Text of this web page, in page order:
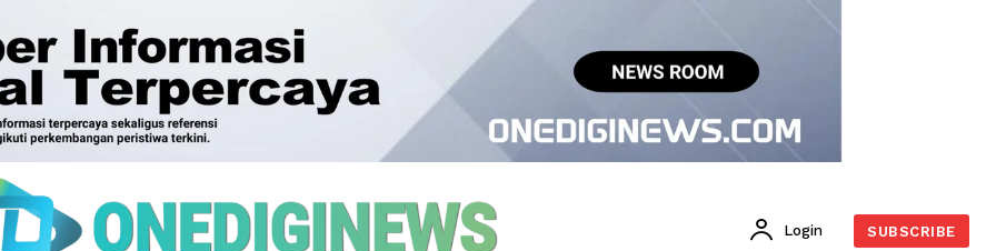
Login SUBSCRIBE